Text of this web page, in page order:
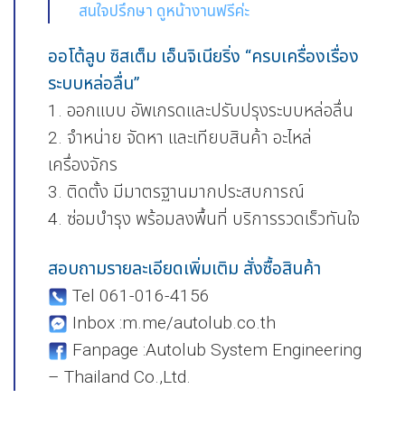
สนใจปรึกษา ดูหน้างานฟรีค่ะ
ออโต้ลูบ ซิสเต็ม เอ็นจิเนียริ่ง “ครบเครื่องเรื่อง
ระบบหล่อลื่น”
1. ออกแบบ อัพเกรดและปรับปรุงระบบหล่อลื่น
2. จำหน่าย จัดหา และเทียบสินค้า อะไหล่
เครื่องจักร
3. ติดตั้ง มีมาตรฐานมากประสบการณ์
4. ซ่อมบำรุง พร้อมลงพื้นที่ บริการรวดเร็วทันใจ
สอบถามรายละเอียดเพิ่มเติม สั่งซื้อสินค้า
Tel 061-016-4156
Inbox :m.me/autolub.co.th
Fanpage :Autolub System Engineering
– Thailand Co.,Ltd.